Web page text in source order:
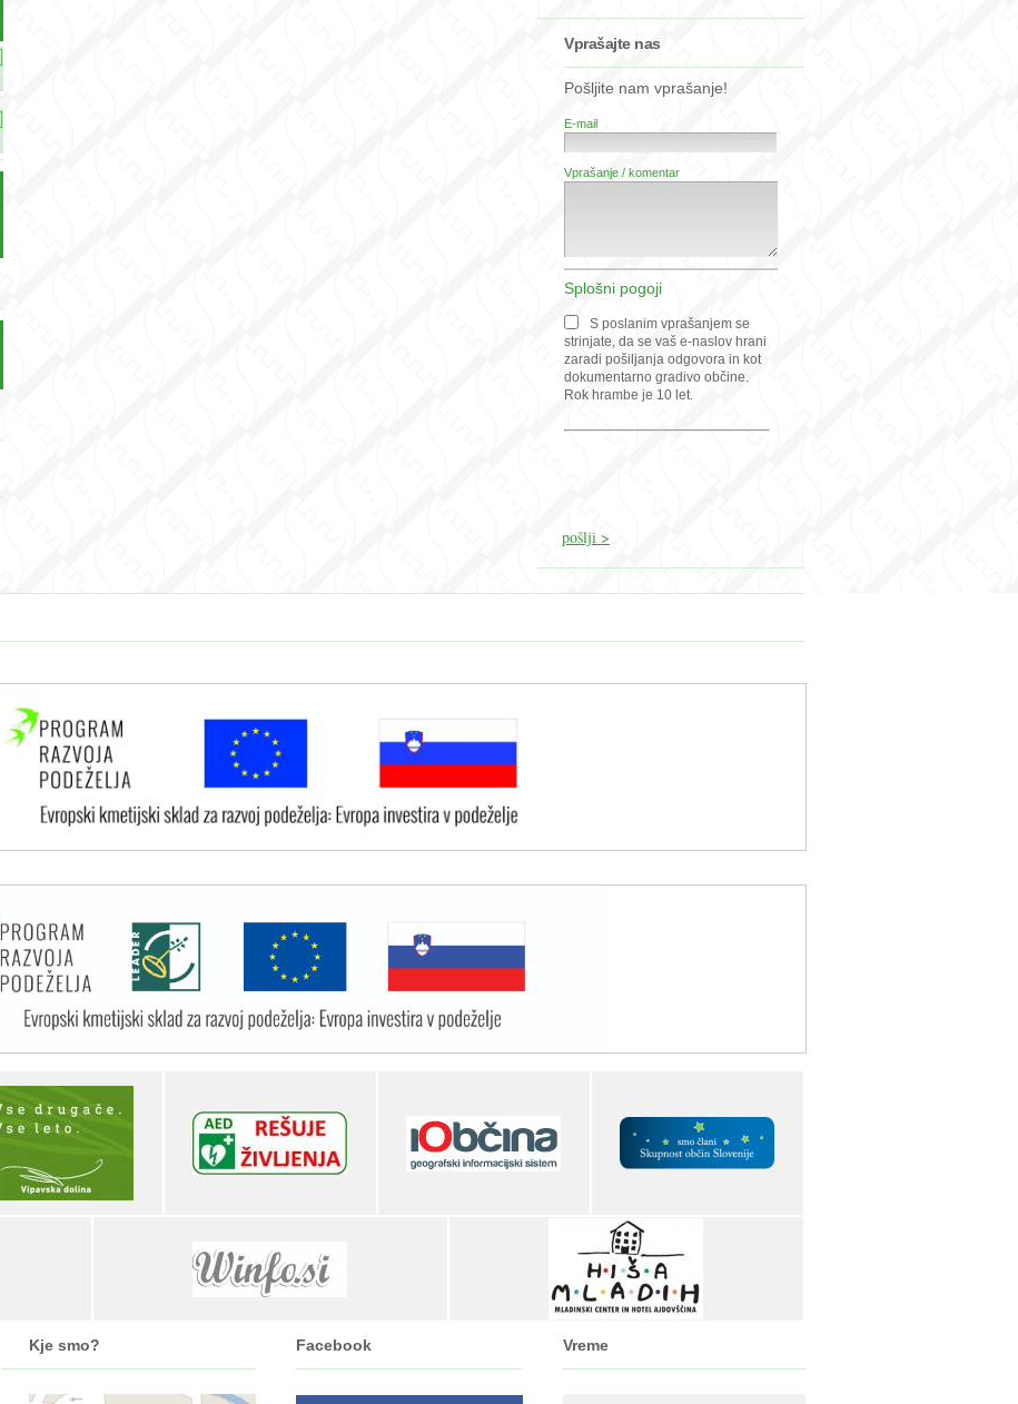
Vprašajte nas
Pošljite nam vprašanje!
E-mail
Vprašanje / komentar
Splošni pogoji
S poslanim vprašanjem se
strinjate, da se vaš e-naslov hrani
zaradi pošiljanja odgovora in kot
dokumentarno gradivo občine.
Rok hrambe je 10 let.
Kje smo? Facebook Vreme